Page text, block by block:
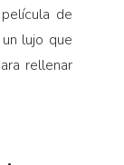
de
lujo que
rellenar